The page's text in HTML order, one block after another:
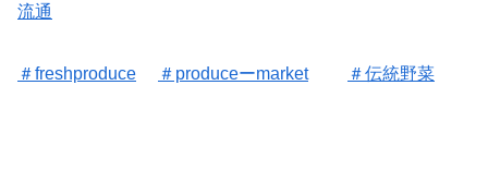
流通
＃freshproduce ＃produceーmarket ＃伝統野菜